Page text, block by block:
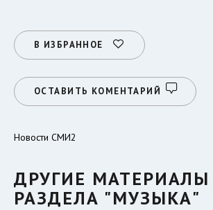
В ИЗБРАННОЕ
ОСТАВИТЬ КОМЕНТАРИЙ
Новости СМИ2
ДРУГИЕ МАТЕРИАЛЫ
РАЗДЕЛА "МУЗЫКА"